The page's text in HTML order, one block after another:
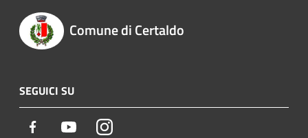
Comune di Certaldo
SEGUICI SU
Facebook YoutubeInstagram